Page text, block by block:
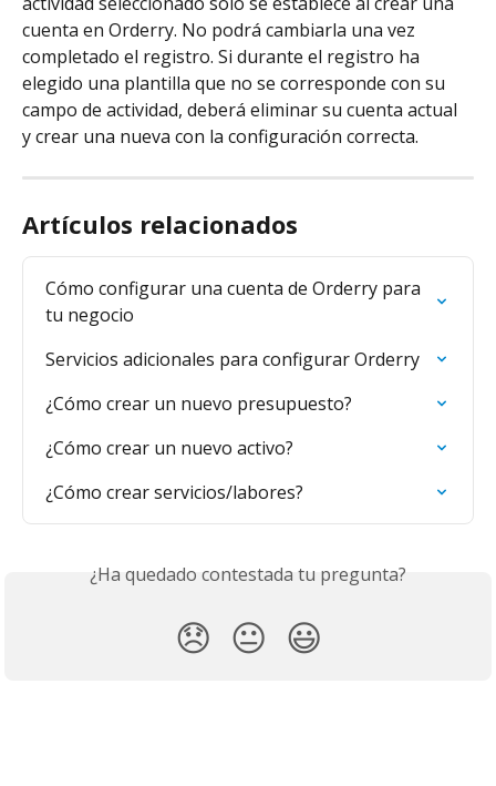
cuenta en Orderry. No podrá cambiarla una vez
completado el registro. Si durante el registro ha
elegido una plantilla que no se corresponde con su
campo de actividad, deberá eliminar su cuenta actual
y crear una nueva con la configuración correcta.
Artículos relacionados
Cómo configurar una cuenta de Orderry para
tu negocio
Servicios adicionales para configurar Orderry
¿Cómo crear un nuevo presupuesto?
¿Cómo crear un nuevo activo?
¿Cómo crear servicios/labores?
¿Ha quedado contestada tu pregunta?
😞 😐 😃